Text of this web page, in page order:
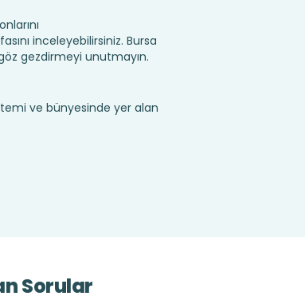
inceleyebilirsiniz. Bursa
gezdirmeyi unutmayın.
ve bünyesinde yer alan
Sorular